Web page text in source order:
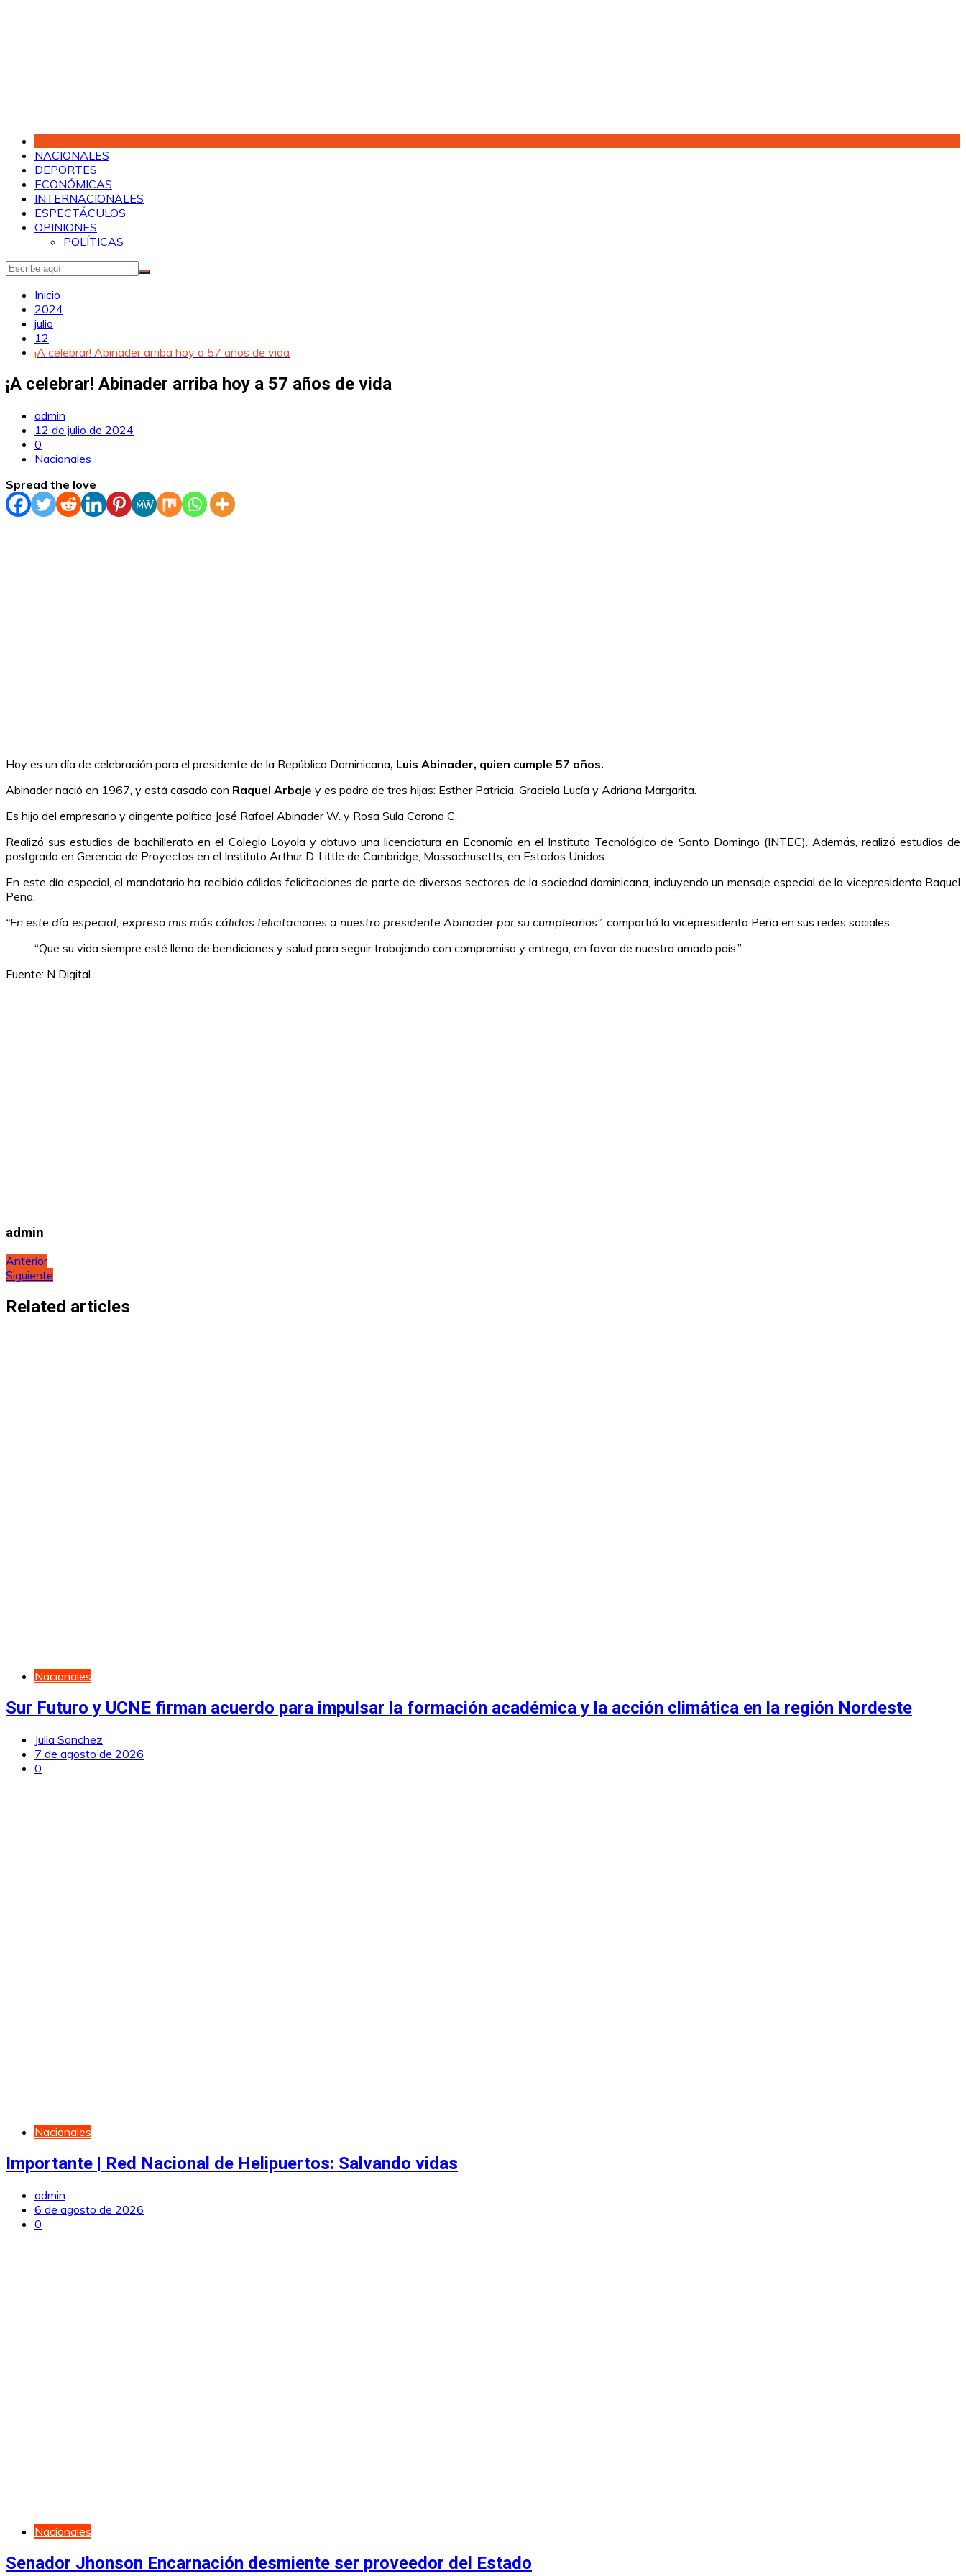
NACIONALES
DEPORTES
ECONÓMICAS
INTERNACIONALES
ESPECTÁCULOS
OPINIONES
POLÍTICAS
Inicio
2024
julio
12
¡A celebrar! Abinader arriba hoy a 57 años de vida
¡A celebrar! Abinader arriba hoy a 57 años de vida
admin
12 de julio de 2024
0
Nacionales
Spread the love
Hoy es un día de celebración para el presidente de la República Dominicana, Luis Abinader, quien cumple 57 años.
Abinader nació en 1967, y está casado con Raquel Arbaje y es padre de tres hijas: Esther Patricia, Graciela Lucía y Adriana Margarita.
Es hijo del empresario y dirigente político José Rafael Abinader W. y Rosa Sula Corona C.
Realizó sus estudios de bachillerato en el Colegio Loyola y obtuvo una licenciatura en Economía en el Instituto Tecnológico de Santo Domingo (INTEC). Además, realizó estudios de
postgrado en Gerencia de Proyectos en el Instituto Arthur D. Little de Cambridge, Massachusetts, en Estados Unidos.
En este día especial, el mandatario ha recibido cálidas felicitaciones de parte de diversos sectores de la sociedad dominicana, incluyendo un mensaje especial de la vicepresidenta Raquel
Peña.
“En este día especial, expreso mis más cálidas felicitaciones a nuestro presidente Abinader por su cumpleaños”, compartió la vicepresidenta Peña en sus redes sociales.
“Que su vida siempre esté llena de bendiciones y salud para seguir trabajando con compromiso y entrega, en favor de nuestro amado país.”
Fuente: N Digital
admin
Navegación
de
entradas
Anterior
Siguiente
Related articles
Nacionales
Sur Futuro y UCNE firman acuerdo para impulsar la formación académica y la acción climática en la región Nordeste
Julia Sanchez
7 de agosto de 2026
0
Nacionales
Importante | Red Nacional de Helipuertos: Salvando vidas
admin
6 de agosto de 2026
0
Nacionales
Senador Jhonson Encarnación desmiente ser proveedor del Estado